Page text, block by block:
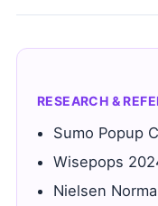
RESEARCH &
Sumo Popup
Wisepops
Nielsen